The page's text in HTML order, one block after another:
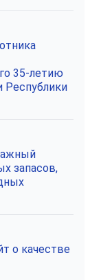
35-летию
Республики
запасов,
о качестве